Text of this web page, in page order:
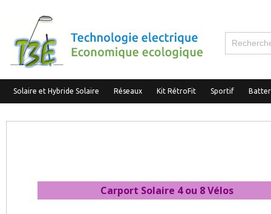
Solaire et Hybride Solaire Réseaux Kit RétroFit Sportif
Carport Solaire 4 ou 8Vélos